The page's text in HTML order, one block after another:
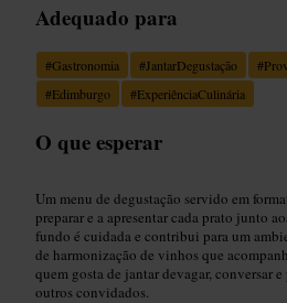
Adequado para
#Gastronomia #JantarDegustação #
#Edimburgo #ExperiênciaCulinária
O que esperar
Um menu de degustação servido em
preparar e a apresentar cada prato junto
fundo é cuidada e contribui para um
de harmonização de vinhos que
quem gosta de jantar devagar, conversar
outros convidados.